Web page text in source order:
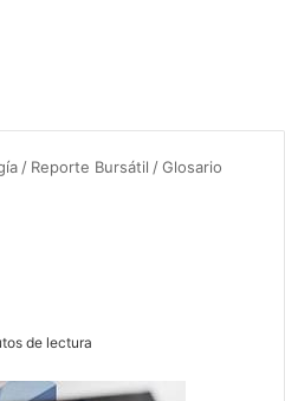
/ Reporte Bursátil /Glosario
de lectura